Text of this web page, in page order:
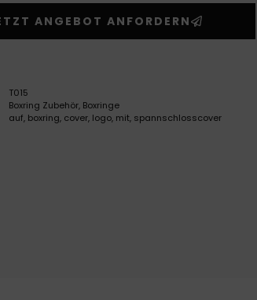
ANGEBOT ANFORDERN
T015
Boxring Zubehör, Boxringe
auf, boxring, cover, logo, mit, spannschlosscover